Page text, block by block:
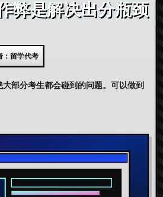
弊是解决出分瓶颈
：留学代考
部分考生都会碰到的问题。可以做到